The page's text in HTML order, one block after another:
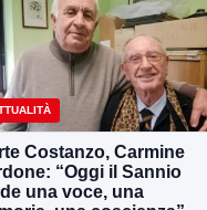
Costanzo, Carmine
“Oggi il Sannio
una voce, una